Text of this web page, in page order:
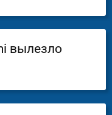
вылезло